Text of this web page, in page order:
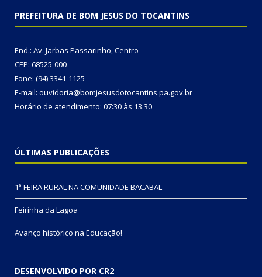
PREFEITURA DE BOM JESUS DO TOCANTINS
End.: Av. Jarbas Passarinho, Centro
CEP: 68525-000
Fone: (94) 3341-1125
E-mail: ouvidoria@bomjesusdotocantins.pa.gov.br
Horário de atendimento: 07:30 às 13:30
ÚLTIMAS PUBLICAÇÕES
1ª FEIRA RURAL NA COMUNIDADE BACABAL
Feirinha da Lagoa
Avanço histórico na Educação!
DESENVOLVIDO POR CR2